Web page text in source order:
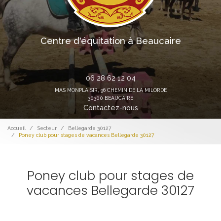
Centre d'équitation à Beaucaire
06 28 62 12 04
MAS MONPLAISIR,96 CHEMIN DE LA MILORDE
30300 BEAUCAIRE
Contactez-nous
Accueil Secteur
Bellegarde 30127
Poney club pour stages de vacances Bellegarde 30127
Poney club pour stages de
vacances Bellegarde 30127